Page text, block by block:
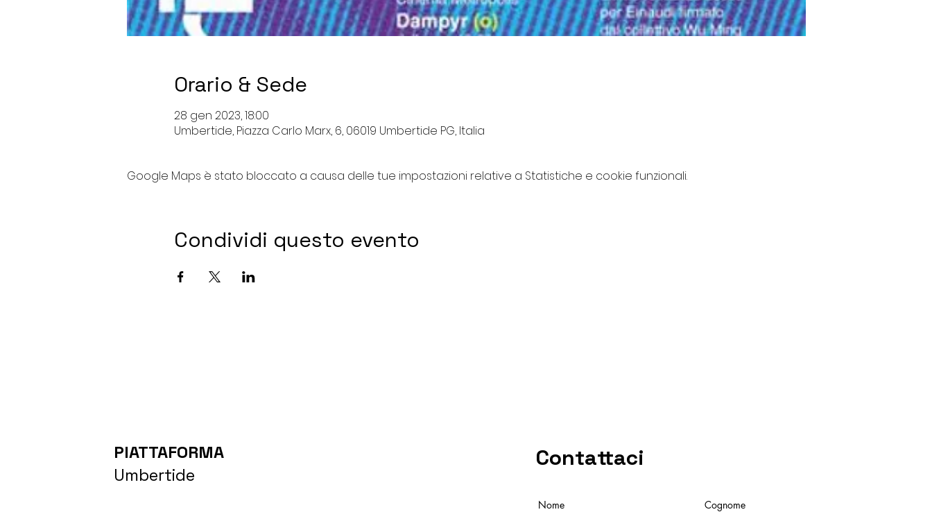
Orario & Sede
28 gen 2023, 18:00
Umbertide, Piazza Carlo Marx, 6, 06019 Umbertide PG, Italia
Google Maps è stato bloccato a causa delle tue impostazioni relative a Statistiche e cookie funzionali.
Condividi questo evento
PIATTAFORMA
Umbertide
Contattaci
Nome Cognome